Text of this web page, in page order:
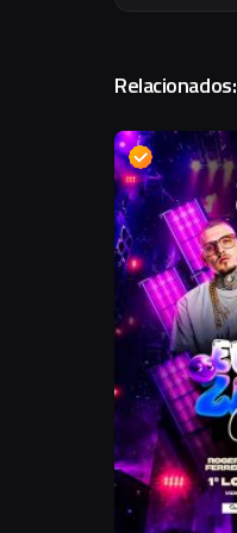
Relacionados: